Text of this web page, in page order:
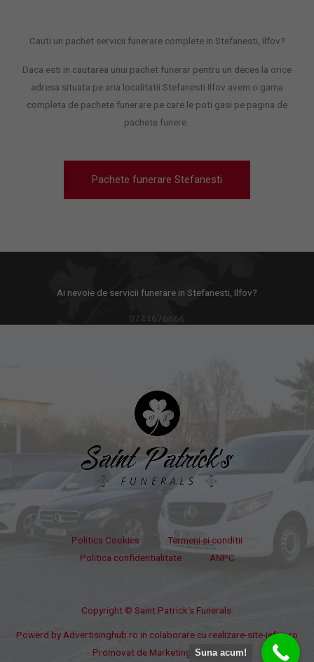
Cauti un pachet servicii funerare complete in Stefanesti, Ilfov?
Daca esti in cautarea unui pachet funerar pentru un deces la orice
adresa situata pe aria localitatii Stefanesti Ilfov avem o gama
completa de pachete funerare pe care le poti gasi pe pagina de
pachete funere.
Pachete funerare Stefanesti
Ai nevoie de servicii funerare in Stefanesti, Ilfov?
0744676666
Politica Cookies
Termeni si conditii
Politica confidentialitate
ANPC
Copyright © Saint Patrick's Funerals.
Powerd by Advertisinghub.ro in colaborare cu realizare-site-ieftin.ro
Promovat de MarketingPPC.roSuna acum!